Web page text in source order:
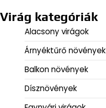
Virág kategóriák
Alacsony virágok
Árnyéktűrő növények
Balkon növények
Dísznövények